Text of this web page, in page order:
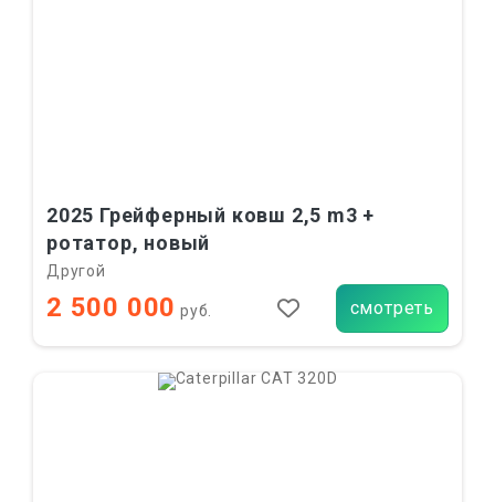
2025 Грейферный ковш 2,5 m3 +
ротатор, новый
Другой
2 500 000 руб. смотреть